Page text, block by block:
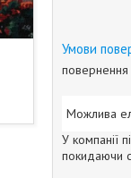
повернення
У компанії
покидаючи